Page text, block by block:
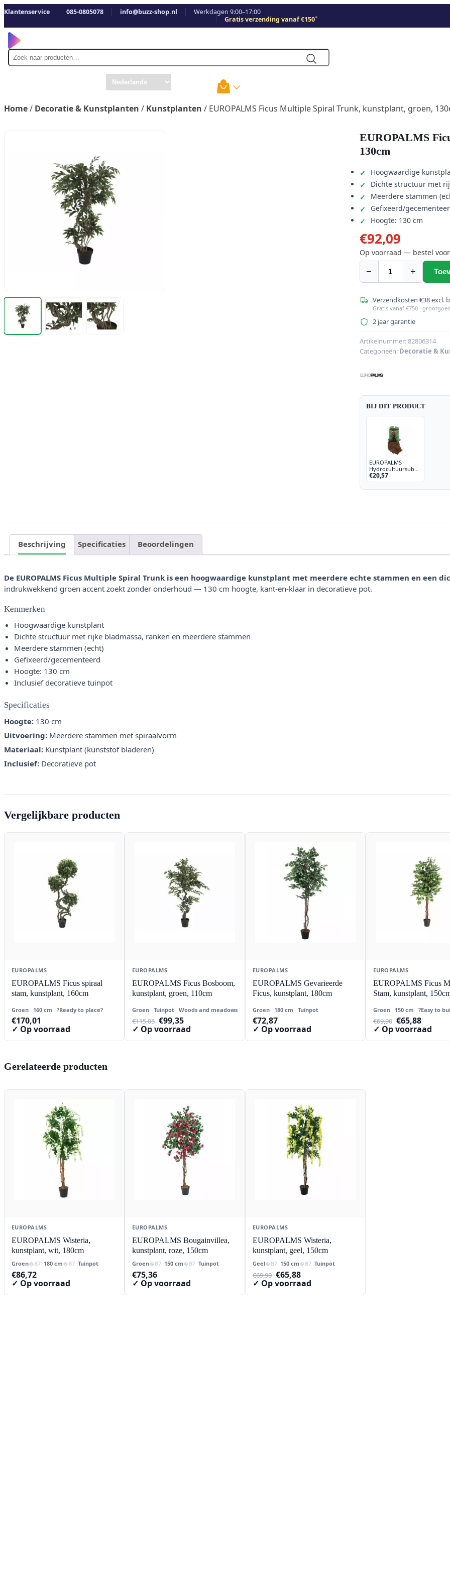
Klantenservice 085-0805078 info@buzz-shop.nl
Werkdagen 9:00–17:00
Gratis verzending vanaf €150*
Zoek
naar
Home/ Decoratie & Kunstplanten / Kunstplanten / EUROPALMS Ficus Multiple Spiral Trunk, kunstplant, groen,
EUROPALMS
130cm
Hoogwaardige
Dichte structuur met
Meerdere stammen
Gefixeerd/
Hoogte: 130 cm
€92,09
Op voorraad — bestel
−
EUROPALMS
Multiple
Spiral
Trunk,
groen,
130cm
+
Verzendkosten €38 excl.
Gratis vanaf €750 ·
2 jaar garantie
Artikelnummer:82806314
Categorieën: Decoratie &
BIJ DIT PRODUCT
EUROPALMS
Hydrocultuursubstraat,
bruin
€20,57
Beschrijving Specificaties Beoordelingen
De EUROPALMS Ficus Multiple Spiral Trunk is een hoogwaardige kunstplant met meerdere echte stammen en een
indrukwekkend groen accent zoekt zonder onderhoud — 130 cm hoogte, kant-en-klaar in decoratieve pot.
Kenmerken
Hoogwaardige kunstplant
Dichte structuur met rijke bladmassa, ranken en meerdere stammen
Meerdere stammen (echt)
Gefixeerd/gecementeerd
Hoogte: 130 cm
Inclusief decoratieve tuinpot
Specificaties
Hoogte: 130 cm
Uitvoering: Meerdere stammen met spiraalvorm
Materiaal: Kunstplant (kunststof bladeren)
Inclusief: Decoratieve pot
Vergelijkbare producten
EUROPALMS
EUROPALMS Ficus spiraal
stam, kunstplant, 160cm
Groen 160 cm ?Ready to place?
€170,01
✓ Op voorraad
EUROPALMS
EUROPALMS Ficus Bosboom,
kunstplant, groen, 110cm
Groen Tuinpot Woods and meadows
€115,05 Oorspronkelijke
prijs
€99,35Huidige
prijs
✓ Op voorraad
EUROPALMS
EUROPALMS Gevarieerde
Ficus, kunstplant, 180cm
Groen 180 cm Tuinpot
€72,87
✓ Op voorraad
EUROPALMS
EUROPALMS Ficus
Stam, kunstplant,
Groen 150 cm ?Easy to
€69,90
prijs
€65,88Huidige
prijs
✓ Op voorraad
Gerelateerde producten
EUROPALMS
EUROPALMS Wisteria,
kunstplant, wit, 180cm
Groen 180 cm Tuinpot
€86,72
✓ Op voorraad
EUROPALMS
EUROPALMS Bougainvillea,
kunstplant, roze, 150cm
Groen 150 cm Tuinpot
€75,36
✓ Op voorraad
EUROPALMS
EUROPALMS Wisteria,
kunstplant, geel, 150cm
Geel 150 cm Tuinpot
€69,90 Oorspronkelijke
prijs
€65,88Huidige
prijs
✓ Op voorraad